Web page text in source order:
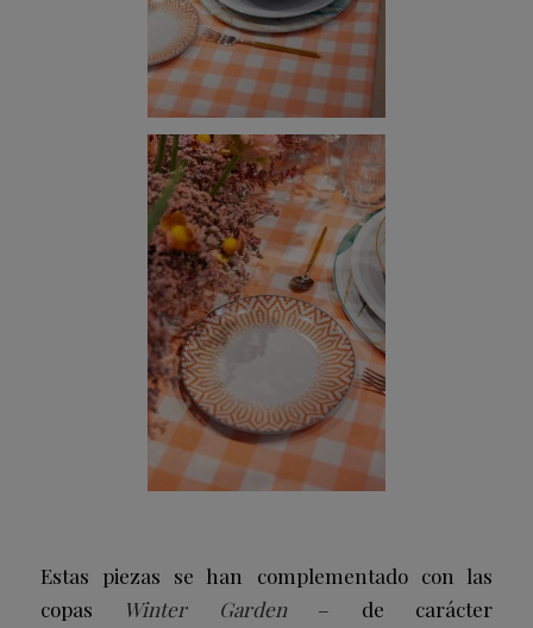
Estas piezas se han complementado con las
copas
Winter Garden –
de carácter